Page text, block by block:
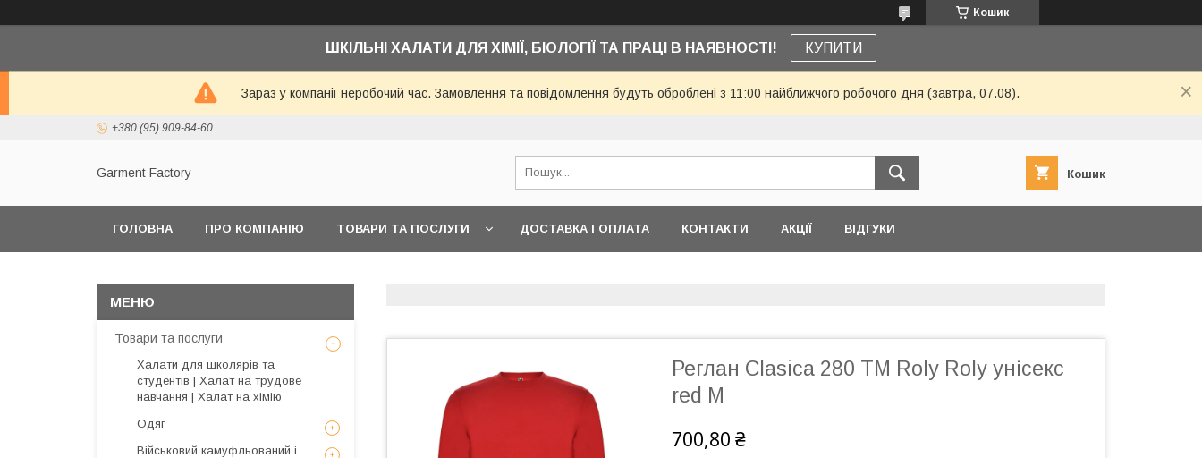
Кошик
ШКІЛЬНІ ХАЛАТИ ДЛЯ ХІМІЇ, БІОЛОГІЇ ТА ПРАЦІ В НАЯВНОСТІ! КУПИТИ
Зараз у компанії неробочий час. Замовлення та повідомлення будуть оброблені з 11:00 найближчого робочого дня (завтра, 07.08).
+380 (95) 909-84-60
Garment Factory Кошик
ГОЛОВНА ПРО КОМПАНІЮ ТОВАРИ ТА ПОСЛУГИ ДОСТАВКА І ОПЛАТА КОНТАКТИ АКЦІЇ ВІДГУКИ
Реглан Clasica 280 ТМ Roly Roly унісекс
red M
700,80 ₴
Товари та послуги
Халати для школярів та
студентів | Халат на трудове
навчання | Халат на хімію
Одяг
Військовий камуфльований і